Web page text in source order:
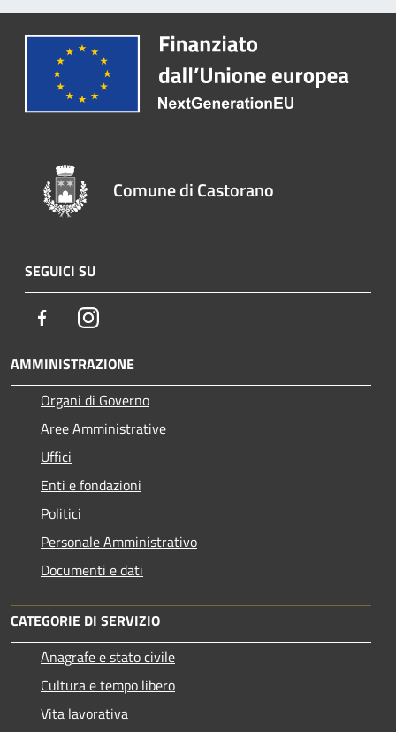
Comune di Castorano
SEGUICI SU
FacebookInstagram
AMMINISTRAZIONE
Organi di Governo
Aree Amministrative
Uffici
Enti e fondazioni
Politici
Personale Amministrativo
Documenti e dati
CATEGORIE DI SERVIZIO
Anagrafe e stato civile
Cultura e tempo libero
Vita lavorativa